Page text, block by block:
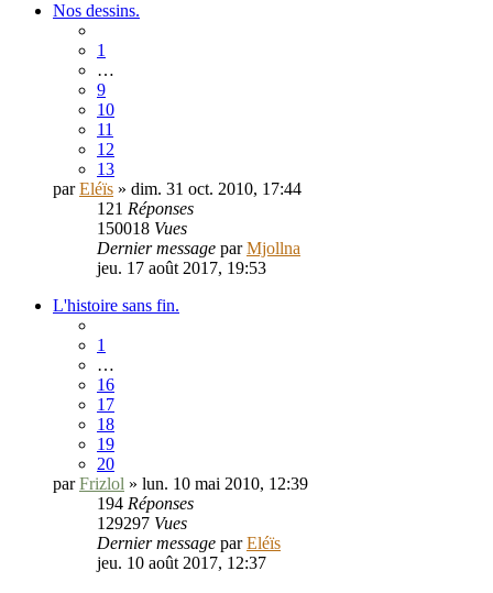
Nos dessins.
1
…
9
10
11
12
13
parEléïs » dim. 31 oct. 2010, 17:44
121 Réponses
150018 Vues
Dernier message parMjollna
jeu. 17 août 2017, 19:53
L'histoire sans fin.
1
…
16
17
18
19
20
parFrizlol » lun. 10 mai 2010, 12:39
194 Réponses
129297 Vues
Dernier message parEléïs
jeu. 10 août 2017, 12:37